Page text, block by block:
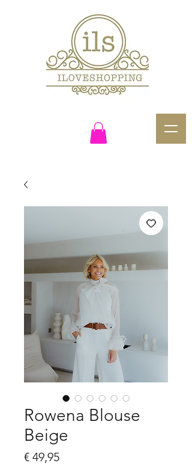
Rowena Blouse
Beige
€ 49,95Prijs